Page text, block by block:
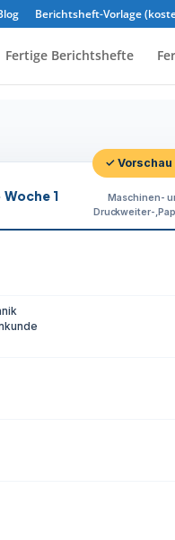
Berichtsheft-Vorlage
Fertige Berichtshefte
✓
1
Maschinen-
Druckweiter-